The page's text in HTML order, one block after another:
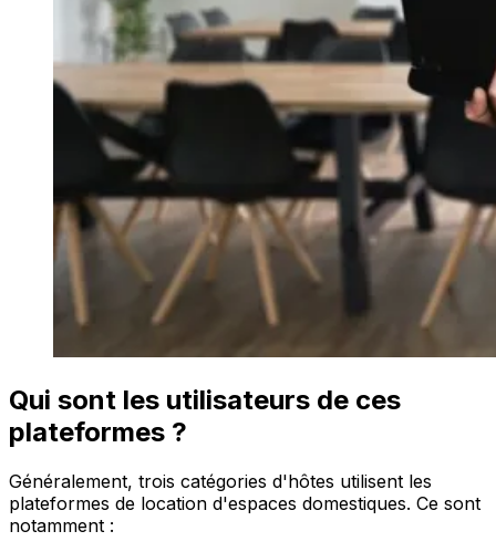
Qui sont les utilisateurs de ces
plateformes ?
Généralement, trois catégories d'hôtes utilisent les
plateformes de location d'espaces domestiques. Ce sont
notamment :